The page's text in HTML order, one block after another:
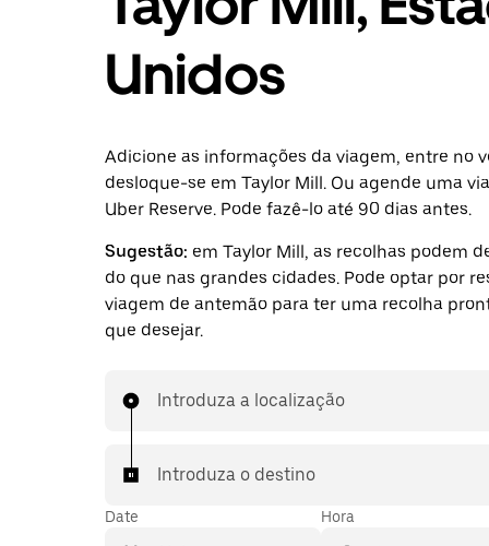
Unidos
Adicione as informações da viagem, entre no
desloque-se em Taylor Mill. Ou agende uma
Uber Reserve. Pode fazê-lo até 90 dias antes.
Sugestão: em Taylor Mill, as recolhas podem
do que nas grandes cidades. Pode optar por
viagem de antemão para ter uma recolha
que desejar.
Introduza a localização
Introduza o destino
Date Hora